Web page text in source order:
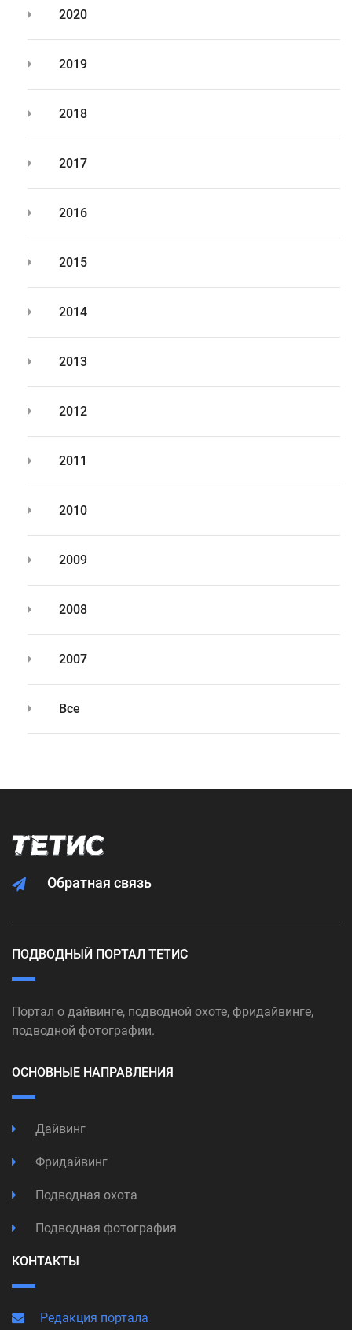
2020
2019
2018
2017
2016
2015
2014
2013
2012
2011
2010
2009
2008
2007
Все
Обратная связь
ПОДВОДНЫЙ ПОРТАЛ ТЕТИС
Портал о дайвинге, подводной охоте, фридайвинге,
подводной фотографии.
ОСНОВНЫЕ НАПРАВЛЕНИЯ
Дайвинг
Фридайвинг
Подводная охота
Подводная фотография
КОНТАКТЫ
Редакция портала